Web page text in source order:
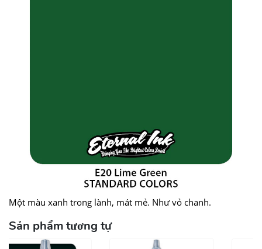
Một màu xanh trong lành, mát mẻ. Như vỏ chanh.
Sản phẩm tương tự